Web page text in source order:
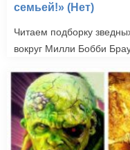
семьей!» (Нет)
Читаем подборку
вокруг Милли Бобби